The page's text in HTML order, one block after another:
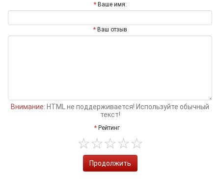
Ваше имя:
Ваш отзыв
Внимание: HTML не поддерживается! Используйте обычный
текст!
Рейтинг
Продолжить